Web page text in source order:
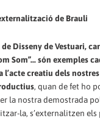
de Brauli
de Disseny de Vestuari,
Som”... són exemples
l’acte creatiu dels
, quan de fet ho
la nostra demostrada
la, s’externalitzen els